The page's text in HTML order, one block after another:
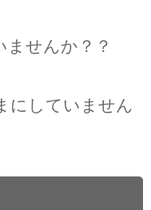
ませんか？？
にしていません